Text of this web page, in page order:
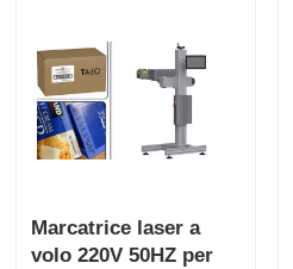
Marcatrice laser a
volo 220V 50HZ per